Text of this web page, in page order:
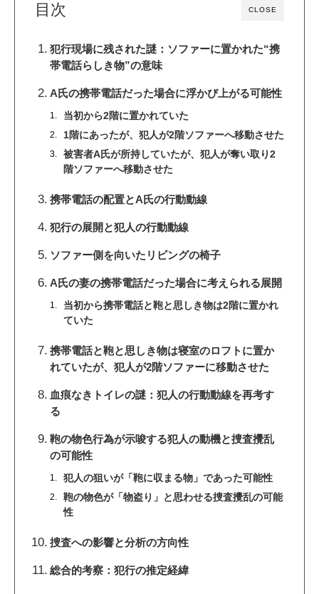
CLOSE
目次
犯行現場に残された謎：ソファーに置かれた“携
帯電話らしき物”の意味
A氏の携帯電話だった場合に浮かび上がる可能性
当初から2階に置かれていた
1階にあったが、犯人が2階ソファーへ移動させた
被害者A氏が所持していたが、犯人が奪い取り2
階ソファーへ移動させた
携帯電話の配置とA氏の行動動線
犯行の展開と犯人の行動動線
ソファー側を向いたリビングの椅子
A氏の妻の携帯電話だった場合に考えられる展開
当初から携帯電話と鞄と思しき物は2階に置かれ
ていた
携帯電話と鞄と思しき物は寝室のロフトに置か
れていたが、犯人が2階ソファーに移動させた
血痕なきトイレの謎：犯人の行動動線を再考す
る
鞄の物色行為が示唆する犯人の動機と捜査攪乱
の可能性
犯人の狙いが「鞄に収まる物」であった可能性
鞄の物色が「物盗り」と思わせる捜査攪乱の可能
性
捜査への影響と分析の方向性
総合的考察：犯行の推定経緯